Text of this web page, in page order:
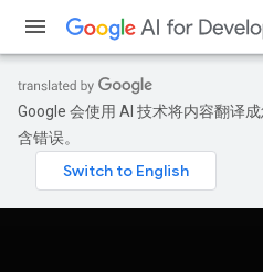
Google 会使用 AI 技术将内容翻译
含错误。